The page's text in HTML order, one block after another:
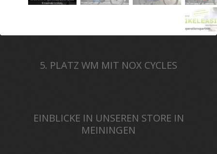
5. PLATZ WM MIT NOX CYCLES
EINBLICKE IN UNSEREN STORE IN
MEININGEN